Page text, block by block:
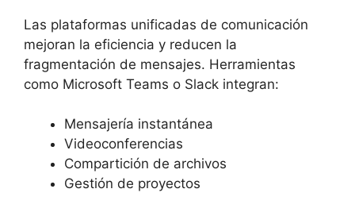
Las plataformas unificadas de comunicación
mejoran la eficiencia y reducen la
fragmentación de mensajes. Herramientas
como Microsoft Teams o Slack integran:
Mensajería instantánea
Videoconferencias
Compartición de archivos
Gestión de proyectos